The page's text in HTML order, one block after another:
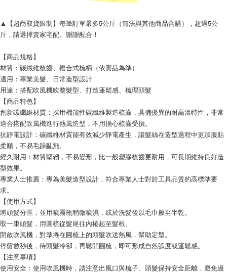
▲【超商取貨限制】每筆訂單最多5公斤（無法與其他商品合購），超過5公
斤，請選擇賣家宅配。謝謝配合！
【商品規格】
材質：碳纖維梳齒、複合式梳柄（依實品為準）
適用：專業美髮、日常造型設計
用途：搭配吹風機吹整髮型、打造蓬鬆感、梳理頭髮
【商品特色】
創新碳纖維材質：採用機能性碳纖維製造梳齒，具備優異的耐高溫特性，非常
適合搭配吹風機進行熱風造型，不用擔心梳齒受損。
抗靜電設計：碳纖維材質能有效減少靜電產生，讓髮絲在造型過程中更加服貼
柔順，不易毛躁亂飛。
經久耐用：材質堅韌，不易變形，比一般塑膠梳齒更耐用，可長期維持良好造
型效果。
專業人士推薦：專為美髮造型設計，符合專業人士對於工具品質的高標準要
求。
【使用方式】
將頭髮分區，並用噴霧瓶稍微噴濕，或於洗髮後以毛巾擦至半乾。
取一束頭髮，用圓梳從髮尾往內捲起至髮根。
開啟吹風機，對準捲在圓梳上的頭髮吹送熱風，幫助定型。
停留數秒後，待頭髮冷卻，再鬆開圓梳，即可形成自然弧度或蓬鬆感。
【注意事項】
使用安全：使用吹風機時，請注意出風口與梳子、頭髮保持安全距離，避免過